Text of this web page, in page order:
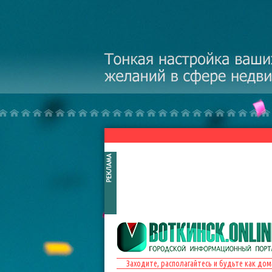
Заходите, располагайтесь и будьте как